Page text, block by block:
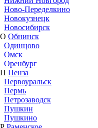
Ново-Переделкино
Новокузнецк
Новосибирск
О Обнинск
Одинцово
Омск
Оренбург
П Пенза
Первоуральск
Пермь
Петрозаводск
Пушкин
Пушкино